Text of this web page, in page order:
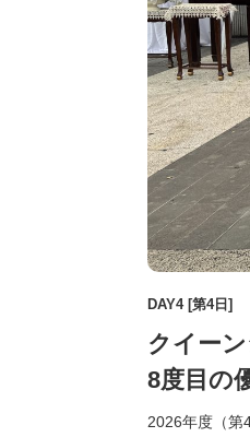
DAY4 [第4日]
クイー
8度目の
2026年度（第